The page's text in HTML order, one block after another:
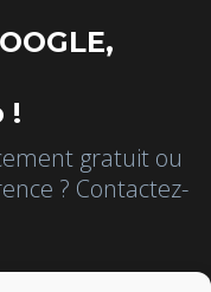
!
gratuit ou
? Contactez-